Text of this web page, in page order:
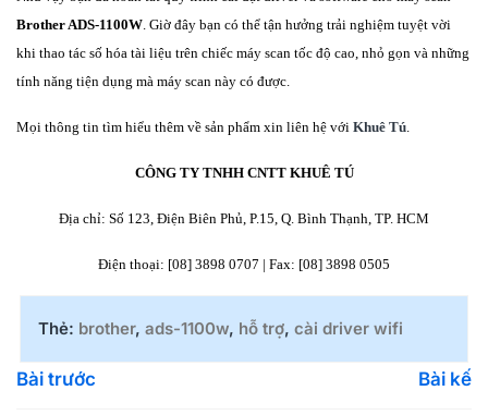
Brother ADS-1100W . Giờ đây bạn có thể tận hưởng trải nghiệm tuyệt vời
khi thao tác số hóa tài liệu trên chiếc máy scan tốc độ cao, nhỏ gọn và những
tính năng tiện dụng mà máy scan này có được.
Mọi thông tin tìm hiểu thêm về sản phẩm xin liên hệ với Khuê Tú
CÔNG TY TNHH CNTT KHUÊ TÚ
Địa chỉ: Số 123, Điện Biên Phủ, P.15, Q. Bình Thạnh, TP. HCM
Điện thoại: [08] 3898 0707 | Fax: [08] 3898 0505
Thẻ: brother, ads-1100w, hỗ trợ, cài driver wifi
Bài trước Bài kế